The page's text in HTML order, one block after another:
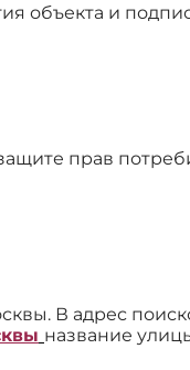
объекта и
прав
В адрес
название